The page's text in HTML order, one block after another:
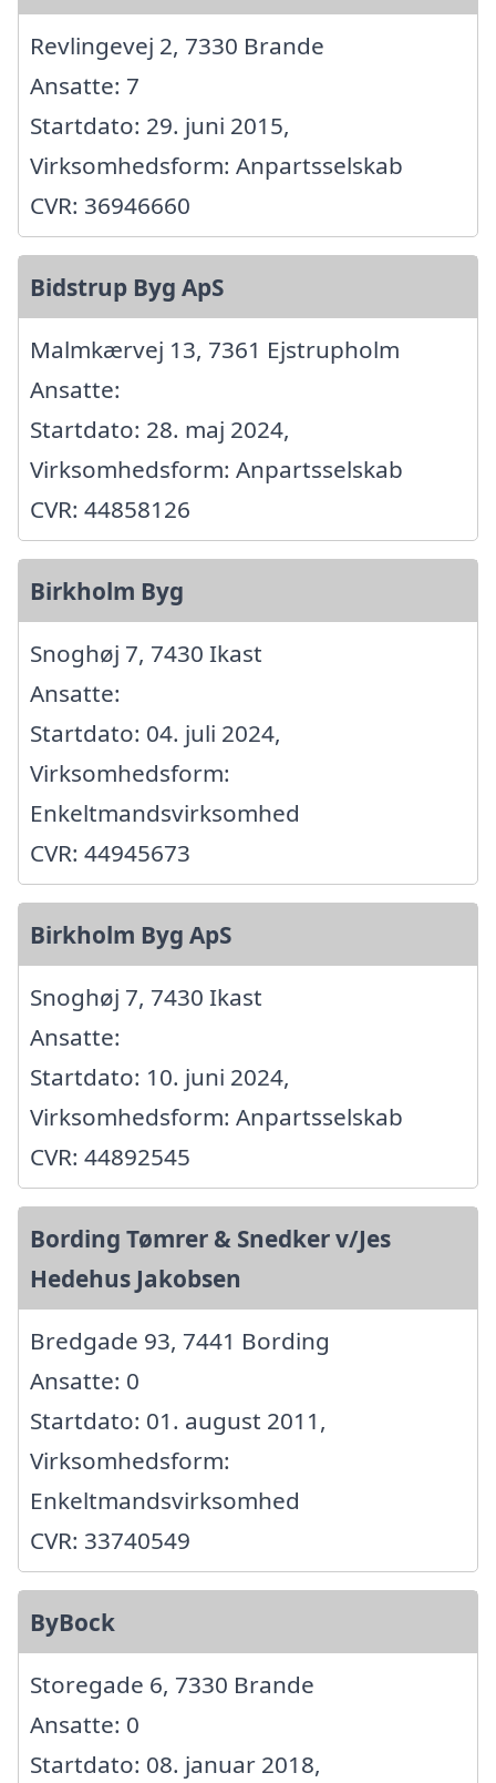
Revlingevej 2, 7330 Brande
Ansatte: 7
Startdato: 29. juni 2015,
Virksomhedsform: Anpartsselskab
CVR: 36946660
Bidstrup Byg ApS
Malmkærvej 13, 7361 Ejstrupholm
Ansatte:
Startdato: 28. maj 2024,
Virksomhedsform: Anpartsselskab
CVR: 44858126
Birkholm Byg
Snoghøj 7, 7430 Ikast
Ansatte:
Startdato: 04. juli 2024,
Virksomhedsform:
Enkeltmandsvirksomhed
CVR: 44945673
Birkholm Byg ApS
Snoghøj 7, 7430 Ikast
Ansatte:
Startdato: 10. juni 2024,
Virksomhedsform: Anpartsselskab
CVR: 44892545
Bording Tømrer & Snedker v/Jes
Hedehus Jakobsen
Bredgade 93, 7441 Bording
Ansatte: 0
Startdato: 01. august 2011,
Virksomhedsform:
Enkeltmandsvirksomhed
CVR: 33740549
ByBock
Storegade 6, 7330 Brande
Ansatte: 0
Startdato: 08. januar 2018,